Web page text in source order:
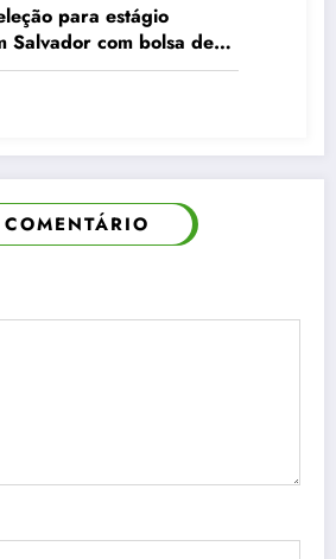
para estágio
Salvador com bolsa de
como participar